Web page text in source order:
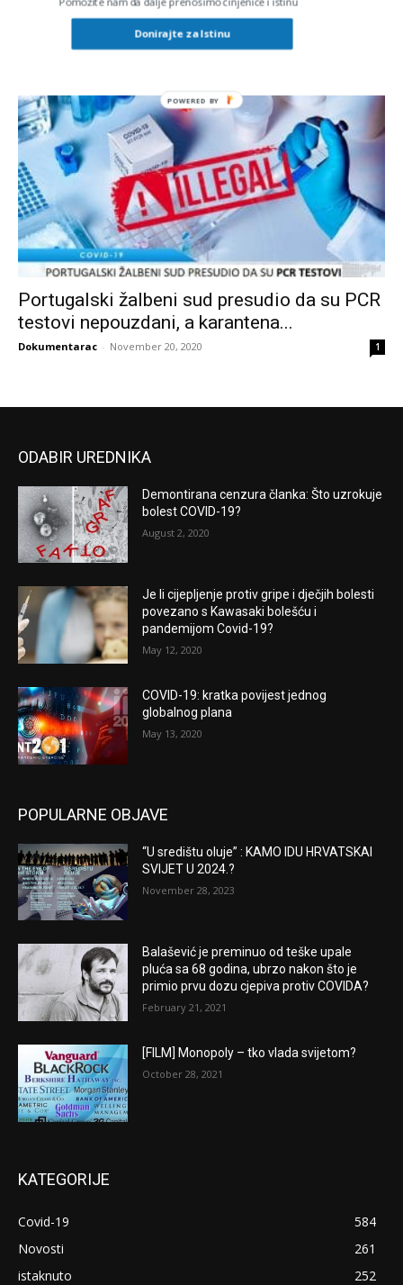
VIDEO: Prof.dr.sc. Kary Mullis objašnjava
prvu veliku prevaru s PCR testom...
Portugalski žalbeni sud presudio da su PCR
testovi nepouzdani, a karantena...
Dokumentarac - November 20, 2020 1
ODABIR UREDNIKA
Demontirana cenzura članka: Što uzrokuje
bolest COVID-19?
August 2, 2020
Je li cijepljenje protiv gripe i dječjih bolesti
povezano s Kawasaki bolešću i
pandemijom Covid-19?
May 12, 2020
COVID-19: kratka povijest jednog
globalnog plana
May 13, 2020
POPULARNE OBJAVE
“U središtu oluje” : KAMO IDU HRVATSKAI
SVIJET U 2024.?
November 28, 2023
Balašević je preminuo od teške upale
pluća sa 68 godina, ubrzo nakon što je
primio prvu dozu cjepiva protiv COVIDA?
February 21, 2021
[FILM] Monopoly – tko vlada svijetom?
October 28, 2021
KATEGORIJE
Covid-19
584
Novosti
261
istaknuto
252
Donirajte za Istinu
POWERED
BY